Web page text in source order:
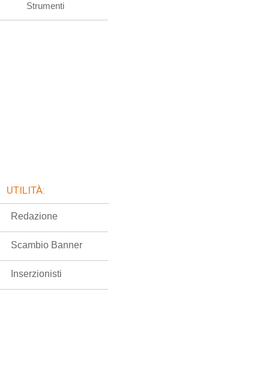
Strumenti
UTILITÀ:
Redazione
Scambio Banner
Inserzionisti